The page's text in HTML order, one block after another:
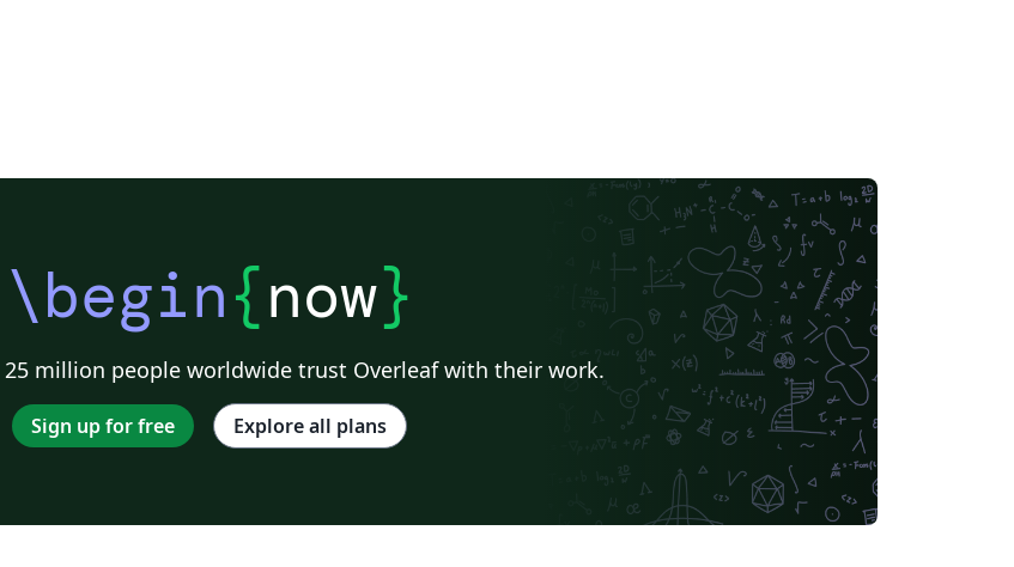
\begin{now}
25 million people worldwide trust Overleaf with their work.
Sign up for free Explore all plans